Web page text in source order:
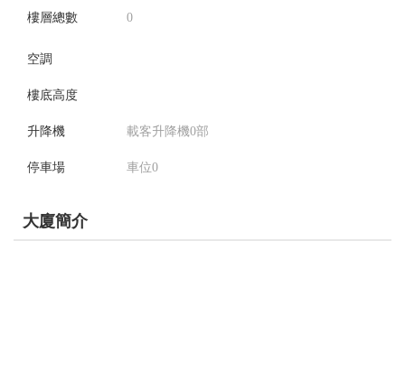
樓層總數 0
空調
樓底高度
升降機 載客升降機0部
停車場 車位0
大廈簡介